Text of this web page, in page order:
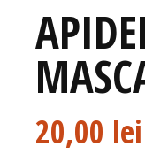
20,00 lei